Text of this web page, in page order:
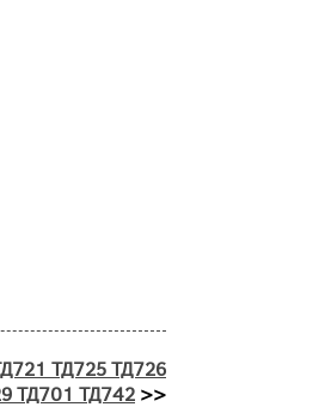
ТД725 ТД726
ТД701 ТД742 >>